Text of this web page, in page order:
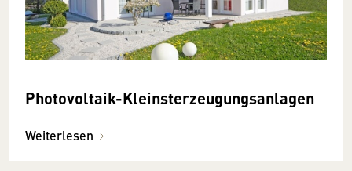
Photovoltaik-Kleinsterzeugungsanlagen
Weiterlesen